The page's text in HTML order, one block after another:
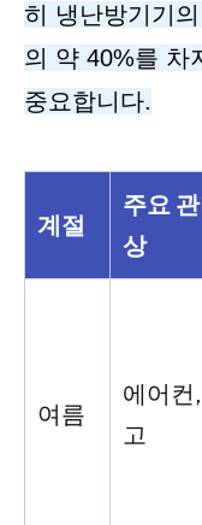
히 냉난방기기
의 약 40%를 차
중요합니다.
계절
주요
상
여름
에어컨
고